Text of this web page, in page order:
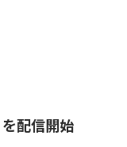
を配信開始